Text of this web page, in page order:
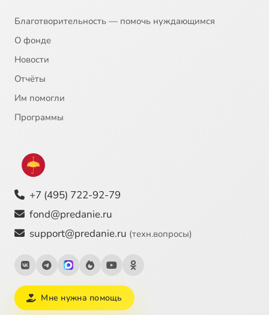
Благотворительность — помочь нуждающимся
О фонде
Новости
Отчёты
Им помогли
Программы
+7 (495) 722-92-79
fond@predanie.ru
support@predanie.ru (техн.вопросы)
Мне нужна помощь